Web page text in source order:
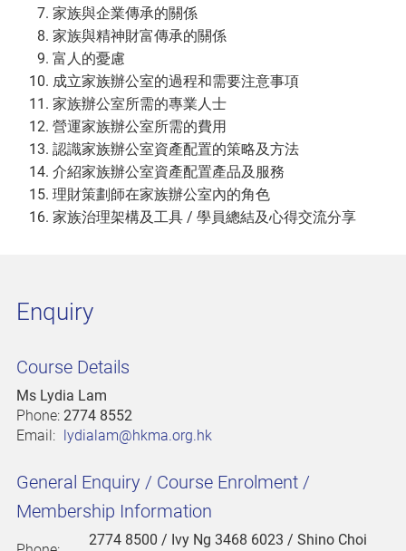
家族與企業傳承的關係
家族與精神財富傳承的關係
富人的憂慮
成立家族辦公室的過程和需要注意事項
家族辦公室所需的專業人士
營運家族辦公室所需的費用
認識家族辦公室資產配置的策略及方法
介紹家族辦公室資產配置產品及服務
理財策劃師在家族辦公室內的角色
家族治理架構及工具 / 學員總結及心得交流分享
Enquiry
Course Details
Ms Lydia Lam
Phone: 2774 8552
Email: lydialam@hkma.org.hk
General Enquiry / Course Enrolment /
Membership Information
2774 8500 / Ivy Ng 3468 6023 / Shino Choi